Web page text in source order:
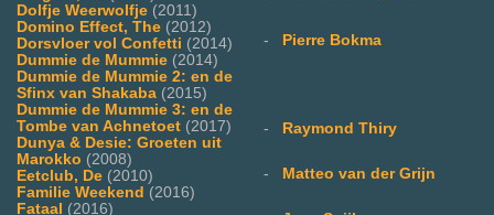
Dolfje Weerwolfje (2011)
Domino Effect, The (2012)
Dorsvloer vol Confetti (2014)
Dummie de Mummie (2014)
Dummie de Mummie 2: en de
Sfinx van Shakaba (2015)
Dummie de Mummie 3: en de
Tombe van Achnetoet (2017)
Dunya & Desie: Groeten uit
Marokko (2008)
Eetclub, De (2010)
Familie Weekend (2016)
Fataal (2016)
- Pierre Bokma
- Raymond Thiry
- Matteo van der Grijn